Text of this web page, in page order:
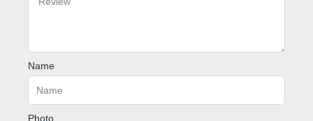
Name
Photo